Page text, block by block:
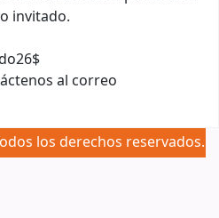
invitado.
al correo
los derechos reservados.